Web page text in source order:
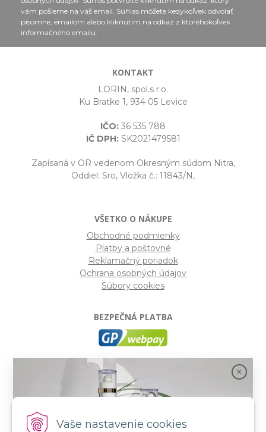
Vaše nastavenie cookies
vám pošleme na váš email. Súhlas môžete kedykoľvek odvolať
písomne, emailom alebo kliknutím na odkaz z ktoréhokoľvek
informačného emailu.
KONTAKT
LORIN, spol.s r.o.
Ku Bratke 1, 934 05 Levice
IČO: 36 535 788
IČ DPH:SK2021479581
Zapísaná v OR vedenom Okresným súdom Nitra,
Oddiel: Sro, Vložka č.: 11843/N,
VŠETKO O NÁKUPE
Obchodné podmienky
Platby a poštovné
Reklamačný poriadok
Ochrana osobných údajov
Súbory cookies
BEZPEČNÁ PLATBA
- Moderný a bezpečný systém pre platby
kartou na internete. Je jedným z najpoužívanejších
platobných brán na slovenských e-shopoch. Spĺňa